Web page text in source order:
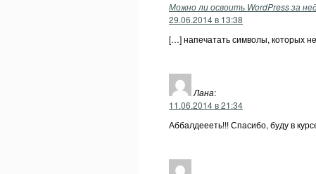
Можно ли освоить WordPress за
29.06.2014 в 13:38
[…] напечатать символы, которых
Лана:
11.06.2014 в 21:34
Аббалдеееть!!! Спасибо, буду в